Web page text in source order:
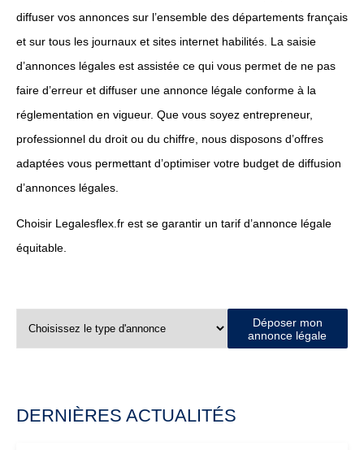
diffuser vos annonces sur l’ensemble des départements français
et sur tous les journaux et sites internet habilités. La saisie
d’annonces légales est assistée ce qui vous permet de ne pas
faire d’erreur et diffuser une annonce légale conforme à la
réglementation en vigueur. Que vous soyez entrepreneur,
professionnel du droit ou du chiffre, nous disposons d’offres
adaptées vous permettant d’optimiser votre budget de diffusion
d’annonces légales.
Choisir Legalesflex.fr est se garantir un tarif d’annonce légale
équitable.
Déposer mon
annonce légale
DERNIÈRES ACTUALITÉS